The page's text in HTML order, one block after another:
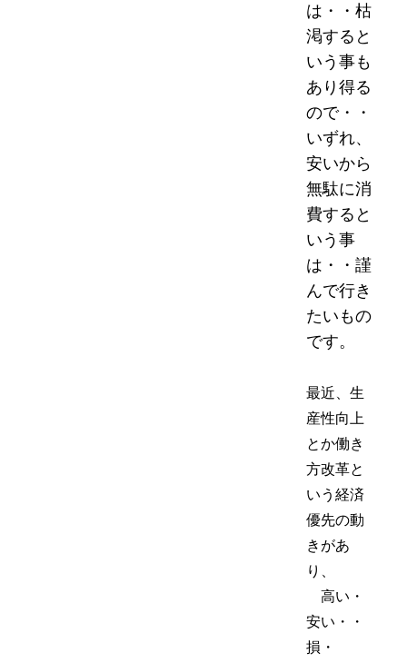
は・・枯
渇すると
いう事も
あり得る
ので・・
いずれ、
安いから
無駄に消
費すると
いう事
は・・謹
んで行き
たいもの
です。
最近、生
産性向上
とか働き
方改革と
いう経済
優先の動
きがあ
り、
高い・
安い・・
損・